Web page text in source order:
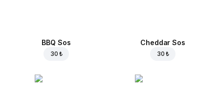
BBQ Sos
30 ₺
Cheddar Sos
30 ₺